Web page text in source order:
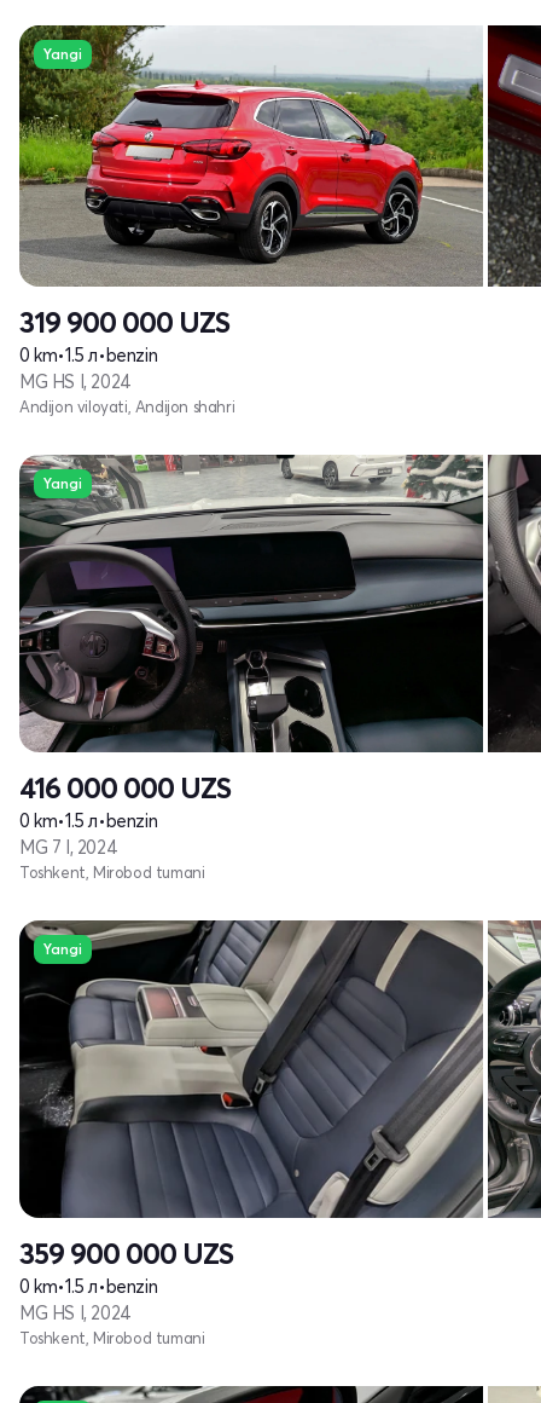
Yangi
319 900 000 UZS
0 km•1.5 л•benzin
MG HS I, 2024
Andijon viloyati, Andijon shahri
Yangi
416 000 000 UZS
0 km•1.5 л•benzin
MG 7 I, 2024
Toshkent, Mirobod tumani
Yangi
359 900 000 UZS
0 km•1.5 л•benzin
MG HS I, 2024
Toshkent, Mirobod tumani